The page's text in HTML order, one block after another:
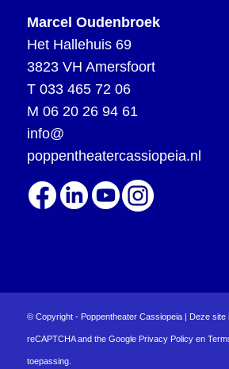
Marcel Oudenbroek
Het Hallehuis 69
3823 VH Amersfoort
T 033 465 72 06
M 06 20 26 94 61
info@
poppentheatercassiopeia.nl
© Copyright - Poppentheater Cassiopeia | Deze site
reCAPTCHA and the Google Privacy Policyen
toepassing.